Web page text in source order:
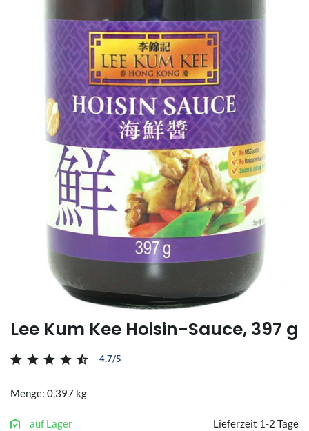
Lee Kum Kee Hoisin-Sauce, 397 g
4.7/5
Menge: 0,397 kg
auf Lager Lieferzeit 1-2 Tage